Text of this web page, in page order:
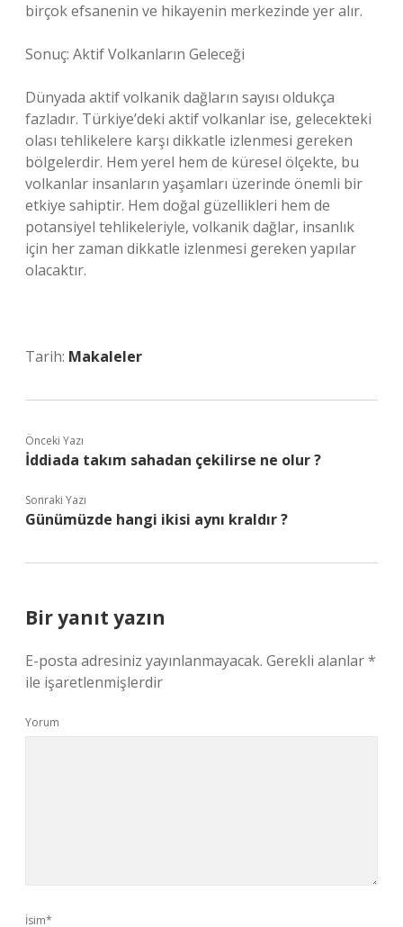
birçok efsanenin ve hikayenin merkezinde yer alır.
Sonuç: Aktif Volkanların Geleceği
Dünyada aktif volkanik dağların sayısı oldukça
fazladır. Türkiye’deki aktif volkanlar ise, gelecekteki
olası tehlikelere karşı dikkatle izlenmesi gereken
bölgelerdir. Hem yerel hem de küresel ölçekte, bu
volkanlar insanların yaşamları üzerinde önemli bir
etkiye sahiptir. Hem doğal güzellikleri hem de
potansiyel tehlikeleriyle, volkanik dağlar, insanlık
için her zaman dikkatle izlenmesi gereken yapılar
olacaktır.
Tarih: Makaleler
Önceki Yazı
İddiada takım sahadan çekilirse ne olur ?
Sonraki Yazı
Günümüzde hangi ikisi aynı kraldır ?
Bir yanıt yazın
E-posta adresiniz yayınlanmayacak. Gerekli alanlar*
ile işaretlenmişlerdir
Yorum
İsim*